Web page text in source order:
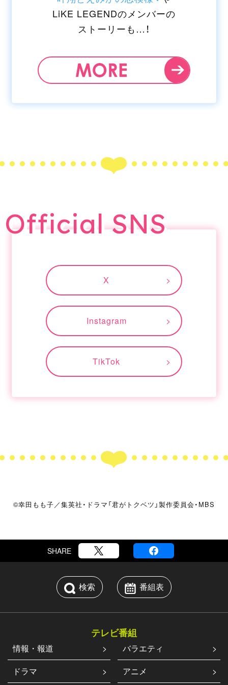
2025/9/1MON
TBSの初回放送時間が変更になりま
2025/8/22 FRI
「ローズヒップティー」に決定しまし
た。
予告映像と先行場面写真を公開しま
した。
2025/8/13
主題歌がLiKE LEGENDの「YOU
ARE SPECiAL」に決定しました。
2025/7/3THU
相関図を公開しました。
した。
絶賛公開中の大人気映画『君がトクベ
LiKE LEGENDのメンバーの
ストーリーも…！
Official SNS
X
Instagram
TikTok
©幸田もも子／集英社・ドラマ「君がトクベツ」製作委員会・MBS
SHARE
検索 番組表
テレビ番組
情報・報道
バラエティ
ドラマ
アニメ